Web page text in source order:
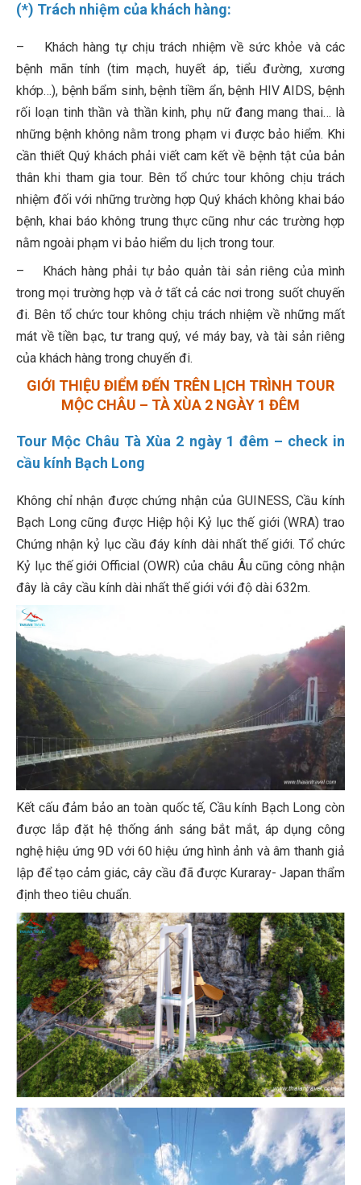
(*) Trách nhiệm của khách hàng:
– Khách hàng tự chịu trách nhiệm về sức khỏe và các
bệnh mãn tính (tim mạch, huyết áp, tiểu đường, xương
khớp…), bệnh bẩm sinh, bệnh tiềm ẩn, bệnh HIV AIDS, bệnh
rối loạn tinh thần và thần kinh, phụ nữ đang mang thai… là
những bệnh không nằm trong phạm vi được bảo hiểm. Khi
cần thiết Quý khách phải viết cam kết về bệnh tật của bản
thân khi tham gia tour. Bên tổ chức tour không chịu trách
nhiệm đối với những trường hợp Quý khách không khai báo
bệnh, khai báo không trung thực cũng như các trường hợp
nằm ngoài phạm vi bảo hiểm du lịch trong tour.
– Khách hàng phải tự bảo quản tài sản riêng của mình
trong mọi trường hợp và ở tất cả các nơi trong suốt chuyến
đi. Bên tổ chức tour không chịu trách nhiệm về những mất
mát về tiền bạc, tư trang quý, vé máy bay, và tài sản riêng
của khách hàng trong chuyến đi.
GIỚI THIỆU ĐIỂM ĐẾN TRÊN LỊCH TRÌNH TOUR
MỘC CHÂU – TÀ XÙA 2 NGÀY 1 ĐÊM
Tour Mộc Châu Tà Xùa 2 ngày 1 đêm – check in
cầu kính Bạch Long
Không chỉ nhận được chứng nhận của GUINESS, Cầu kính
Bạch Long cũng được Hiệp hội Kỷ lục thế giới (WRA) trao
Chứng nhận kỷ lục cầu đáy kính dài nhất thế giới. Tổ chức
Kỷ lục thế giới Official (OWR) của châu Âu cũng công nhận
đây là cây cầu kính dài nhất thế giới với độ dài 632m.
Kết cấu đảm bảo an toàn quốc tế, Cầu kính Bạch Long còn
được lắp đặt hệ thống ánh sáng bắt mắt, áp dụng công
nghệ hiệu ứng 9D với 60 hiệu ứng hình ảnh và âm thanh giả
lập để tạo cảm giác, cây cầu đã được Kuraray- Japan thẩm
định theo tiêu chuẩn.